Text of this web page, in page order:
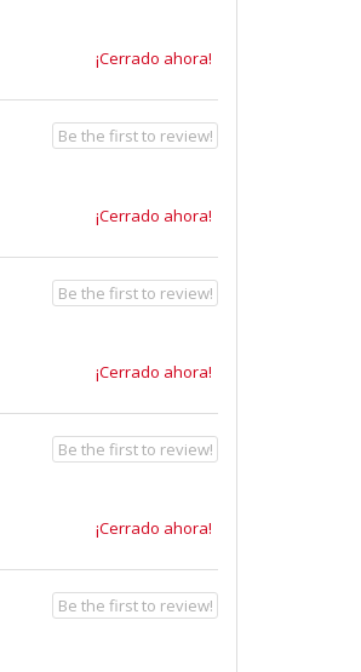
¡Cerrado ahora!
¡Cerrado ahora!
Be the first to review!
¡Cerrado ahora!
Be the first to review!
¡Cerrado ahora!
Be the first to review!
Be the first to review!